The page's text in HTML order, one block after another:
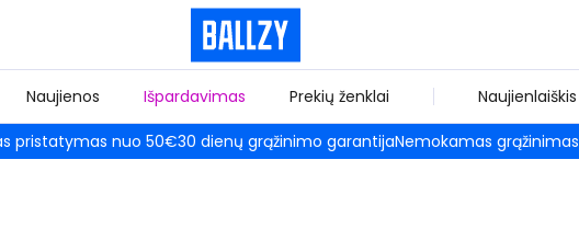
Naujienos Išpardavimas Prekių ženklai Naujienlaiškis
pristatymas nuo 50€30 dienų grąžinimo garantijaNemokamas grąžinimas